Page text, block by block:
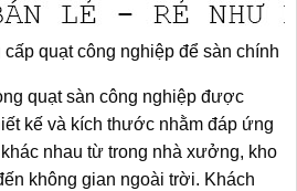
quạt công nghiệp để sàn chính
quạt sàn công nghiệp được
kế và kích thước nhằm đáp ứng
nhau từ trong nhà xưởng, kho
không gian ngoài trời. Khách